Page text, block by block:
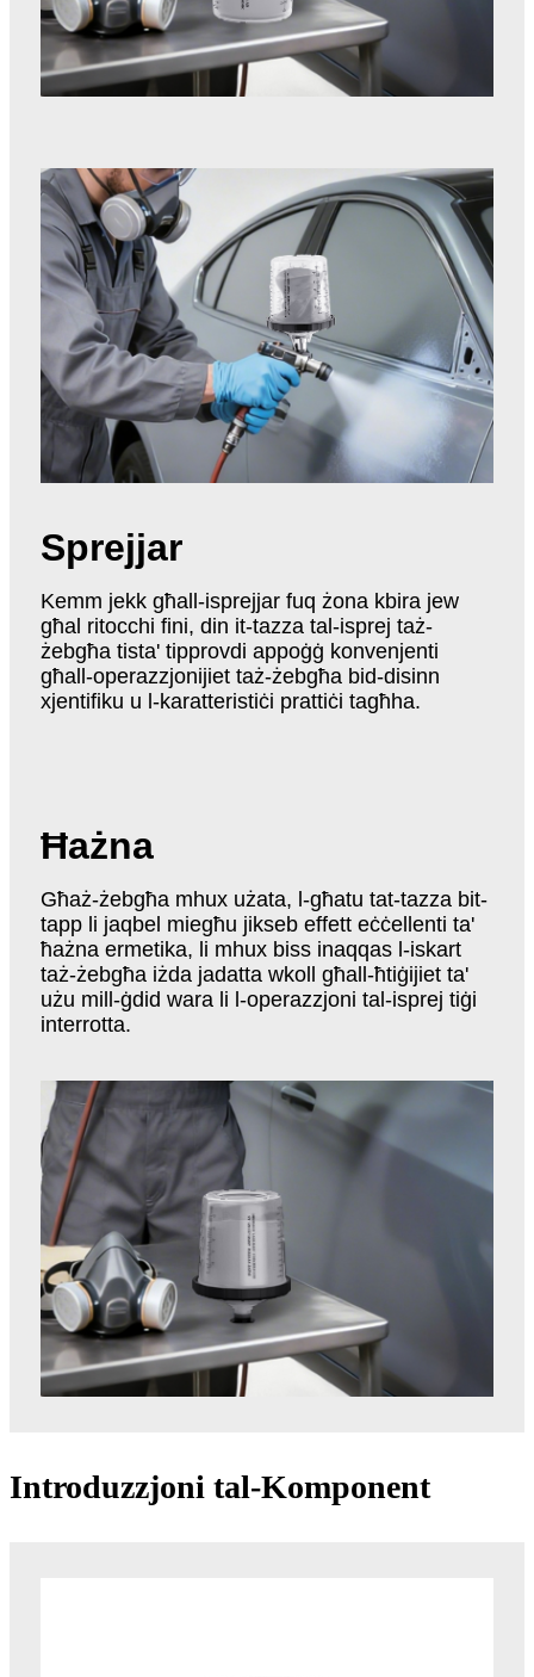
Sprejjar
Kemm jekk għall-isprejjar fuq żona kbira jew
għal ritocchi fini, din it-tazza tal-isprej taż-
żebgħa tista' tipprovdi appoġġ konvenjenti
għall-operazzjonijiet taż-żebgħa bid-disinn
xjentifiku u l-karatteristiċi prattiċi tagħha.
Ħażna
Għaż-żebgħa mhux użata, l-għatu tat-tazza bit-
tapp li jaqbel miegħu jikseb effett eċċellenti ta'
ħażna ermetika, li mhux biss inaqqas l-iskart
taż-żebgħa iżda jadatta wkoll għall-ħtiġijiet ta'
użu mill-ġdid wara li l-operazzjoni tal-isprej tiġi
interrotta.
Introduzzjoni tal-Komponent